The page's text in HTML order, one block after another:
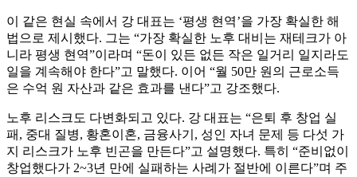
이 같은 현실 속에서 강 대표는 ‘평생 현역’을 가장 확실한 해
법으로 제시했다. 그는 “가장 확실한 노후 대비는 재테크가 아
니라 평생 현역”이라며 “돈이 있든 없든 작은 일거리 일지라도
일을 계속해야 한다”고 말했다. 이어 “월 50만 원의 근로소득
은 수억 원 자산과 같은 효과를 낸다”고 강조했다.
노후 리스크도 다변화되고 있다. 강 대표는 “은퇴 후 창업 실
패, 중대 질병, 황혼이혼, 금융사기, 성인 자녀 문제 등 다섯 가
지 리스크가 노후 빈곤을 만든다”고 설명했다. 특히 “준비없이
창업했다가 2~3년 만에 실패하는 사례가 절반에 이른다”며 주